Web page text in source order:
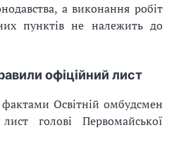
а виконання робіт
пунктів не належить до
офіційний лист
Освітній омбудсмен
голові Первомайської